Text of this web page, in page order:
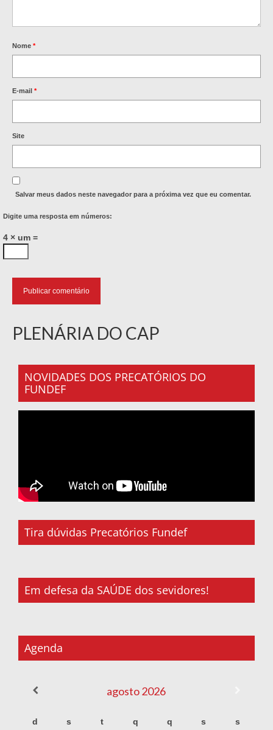
Nome *
E-mail *
Site
Salvar meus dados neste navegador para a próxima vez que eu comentar.
Digite uma resposta em números:
4 × um =
PLENÁRIA DO CAP
NOVIDADES DOS PRECATÓRIOS DO
FUNDEF
Tira dúvidas Precatórios Fundef
Em defesa da SAÚDE dos sevidores!
Agenda
agosto2026
d s t q q s s